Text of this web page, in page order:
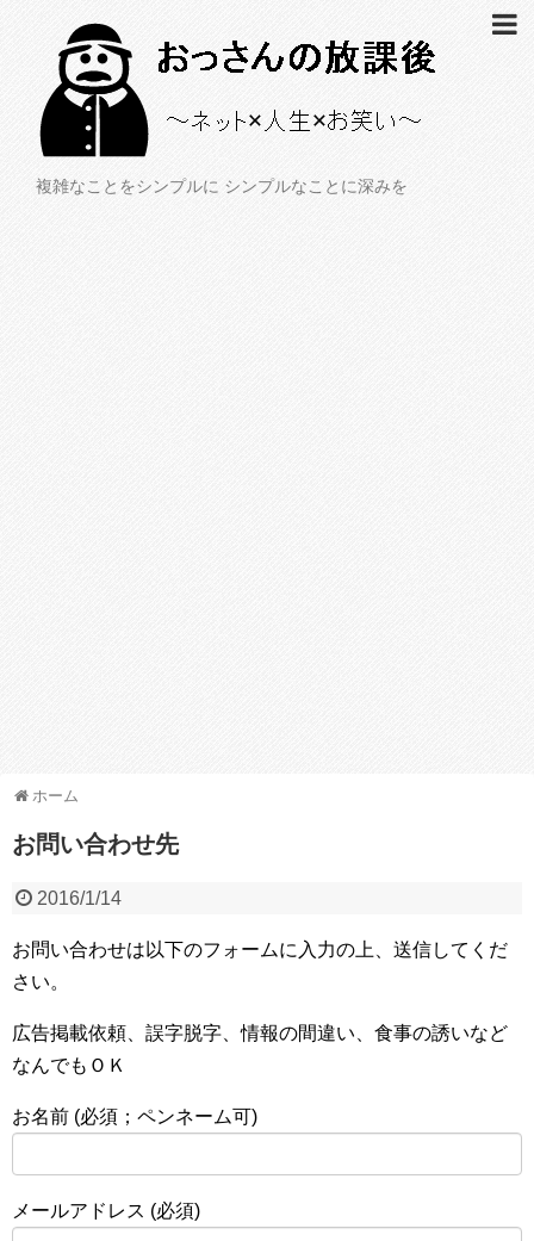
複雑なことをシンプルに シンプルなことに深みを
ホーム
お問い合わせ先
2016/1/14
お問い合わせは以下のフォームに入力の上、送信してくだ
さい。
広告掲載依頼、誤字脱字、情報の間違い、食事の誘いなど
なんでもＯＫ
お名前 (必須；ペンネーム可)
メールアドレス (必須)